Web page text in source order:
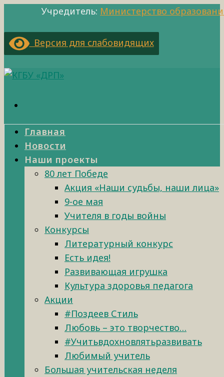
Учредитель: Министерство
Версия для слабовидящих
Главная
Новости
Наши проекты
80 лет Победе
Акция «Наши судьбы, наши лица»
9-ое мая
Учителя в годы войны
Конкурсы
Литературный конкурс
Есть идея!
Развивающая игрушка
Культура здоровья педагога
Акции
#Поздеев Стиль
Любовь – это творчество…
#Учитьвдохновлятьразвивать
Любимый учитель
Большая учительская неделя